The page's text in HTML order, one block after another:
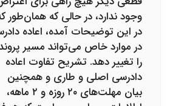
وجود ندارد، در حالی که همان‌طور
در این توضیحات آمده، اعاده
در موارد خاص می‌تواند مسیر
را تغییر دهد. تشریح تفاوت اعاده
دادرسی اصلی و طاری و همچنین
بیان مهلت‌های ۲۰ روزه و ۲ ماهه،